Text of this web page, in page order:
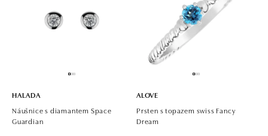
HALADA
Náušnice s diamantem Space
Guardian
ALOVE
Prsten s topazem swiss Fancy
Dream